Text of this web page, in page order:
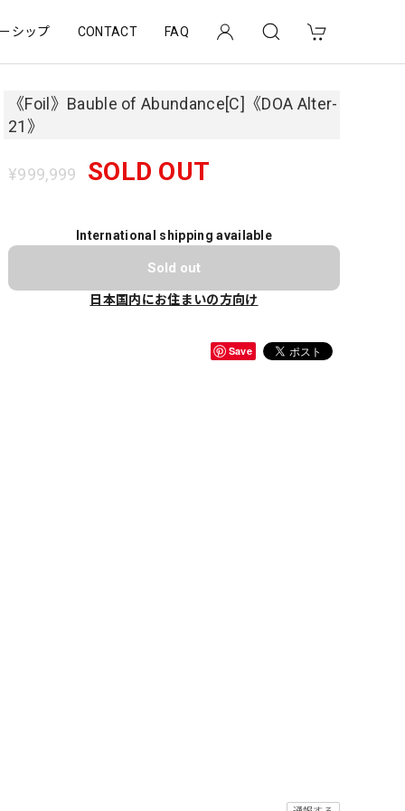
シップ CONTACT FAQ
《Foil》Bauble of Abundance[C]《DOA Alter-
21》
¥999,999 SOLD OUT
International shipping available
Sold out
日本国内にお住まいの方向け
Save